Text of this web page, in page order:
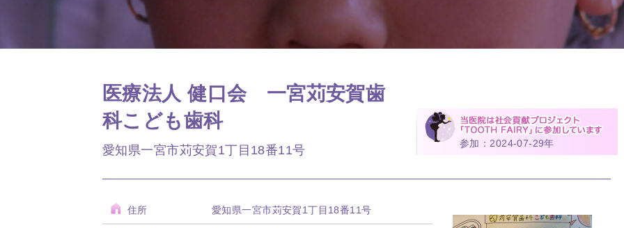
医療法人 健口会 一宮苅安賀歯
科こども歯科
愛知県一宮市苅安賀1丁目18番11号 参加：2024-07-29年
住所 愛知県一宮市苅安賀1丁目18番11号